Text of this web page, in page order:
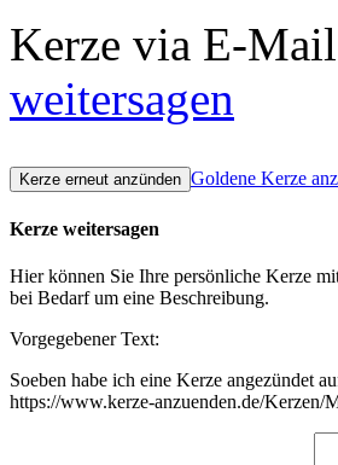
Kerze via E-
weitersagen
Goldene Kerze
Kerze weitersagen
Hier können Sie Ihre persönliche Kerze
bei Bedarf um eine Beschreibung.
Vorgegebener Text:
Soeben habe ich eine Kerze angezündet
https://www.kerze-anzuenden.de/